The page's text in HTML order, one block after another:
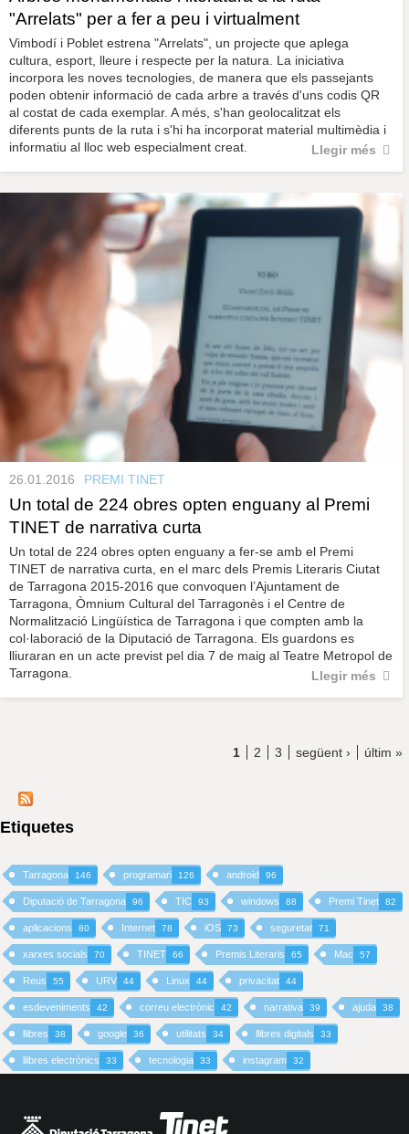
"Arrelats" per a fer a peu i virtualment
Vimbodí i Poblet estrena "Arrelats", un projecte que aplega
cultura, esport, lleure i respecte per la natura. La iniciativa
incorpora les noves tecnologies, de manera que els passejants
poden obtenir informació de cada arbre a través d'uns codis QR
al costat de cada exemplar. A més, s'han geolocalitzat els
diferents punts de la ruta i s'hi ha incorporat material multimèdia i
informatiu al lloc web especialment creat.
Llegir més
26.01.2016 PREMI TINET
Un total de 224 obres opten enguany al Premi
TINET de narrativa curta
Un total de 224 obres opten enguany a fer-se amb el Premi
TINET de narrativa curta, en el marc dels Premis Literaris Ciutat
de Tarragona 2015-2016 que convoquen l’Ajuntament de
Tarragona, Òmnium Cultural del Tarragonès i el Centre de
Normalització Lingüística de Tarragona i que compten amb la
col·laboració de la Diputació de Tarragona. Els guardons es
lliuraran en un acte previst pel dia 7 de maig al Teatre Metropol de
Tarragona.
Llegir més
1 2 3 següent › últim »
Etiquetes
Tarragona 146 programari 126 android 96
Diputació de Tarragona 96 TIC 93 windows 88 Premi Tinet 82
aplicacions 80 Internet 78 iOS 73 seguretat 71
xarxes socials 70 TINET 66 Premis Literaris 65 Mac 57
Reus 55 URV 44 Linux 44 privacitat 44
esdeveniments 42 correu electrònic 42 narrativa 39 ajuda 38
llibres 38 google 36 utilitats 34 llibres digitals 33
llibres electrònics 33 tecnologia 33 instagram 32